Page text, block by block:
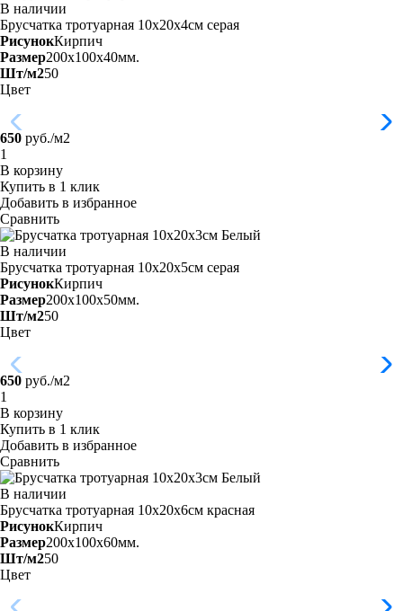
В наличии
Брусчатка тротуарная 10х20х4см серая
РисунокКирпич
Размер200x100x40мм.
Шт/м250
Цвет
650 руб./м2
В корзину
Купить в 1 клик
Добавить в избранное
Сравнить
В наличии
Брусчатка тротуарная 10х20х5см серая
РисунокКирпич
Размер200x100x50мм.
Шт/м250
Цвет
650 руб./м2
В корзину
Купить в 1 клик
Добавить в избранное
Сравнить
В наличии
Брусчатка тротуарная 10х20х6см красная
РисунокКирпич
Размер200x100x60мм.
Шт/м250
Цвет